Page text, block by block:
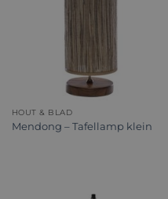
HOUT & BLAD
Mendong – Tafellamp klein